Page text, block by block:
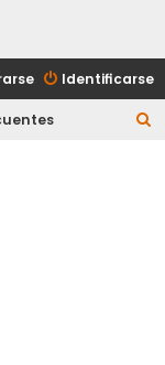
Identificarse